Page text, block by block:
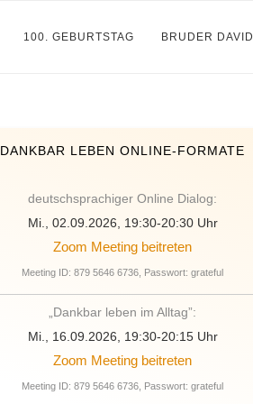
100. GEBURTSTAG BRUDER DAVID
DANKBAR LEBEN ONLINE-FORMATE
deutschsprachiger Online Dialog:
Mi., 02.09.2026, 19:30-20:30 Uhr
Zoom Meeting beitreten
Meeting ID: 879 5646 6736, Passwort: grateful
„Dankbar leben im Alltag”:
Mi., 16.09.2026, 19:30-20:15 Uhr
Zoom Meeting beitreten
Meeting ID: 879 5646 6736, Passwort: grateful